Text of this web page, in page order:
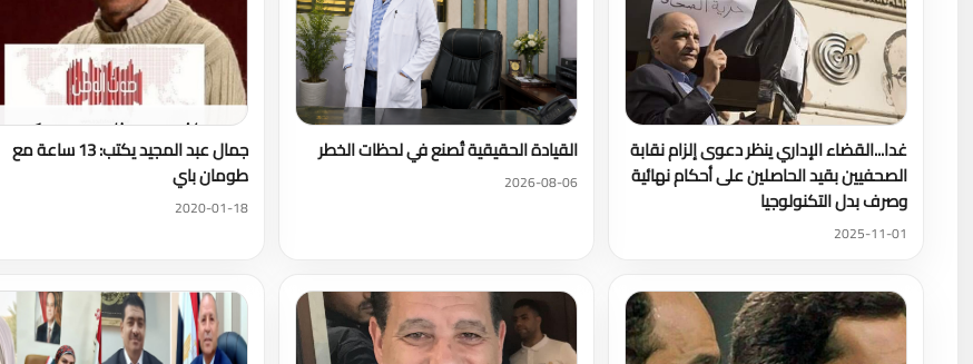
غدا...القضاء الإداري ينظر دعوى إلزام نقابة
الصحفيين بقيد الحاصلين على أحكام نهائية
وصرف بدل التكنولوجيا
2025-11-01
القيادة الحقيقية تُصنع في لحظات الخطر
2026-08-06
جمال عبد المجيد يكتب: 13 ساعة مع
طومان باي
2020-01-18